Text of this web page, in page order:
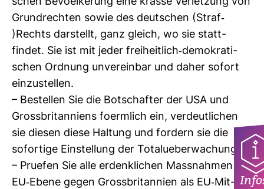
Grund­rechten sowie des deut­schen (Straf-​
)Rechts dar­stellt, ganz gleich, wo sie statt­
findet. Sie ist mit jeder frei­heit­lich-​demo­kra­ti­
schen Ord­nung unver­einbar und daher sofort
ein­zu­stellen.
– Bestellen Sie die Bot­schafter der USA und
Gross­bri­tan­niens foerm­lich ein, ver­deut­li­chen
sie diesen diese Hal­tung und for­dern sie die
sofor­tige Ein­stel­lung der Totalu­e­ber­wa­chung.
– Pru­efen Sie alle erdenk­li­chen Mass­nahmen auf
EU-​Ebene gegen Gross­bri­tan­nien als EU-​Mit­